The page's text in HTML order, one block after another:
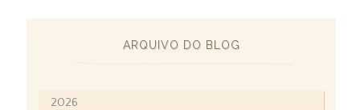
ARQUIVO DO BLOG
2026